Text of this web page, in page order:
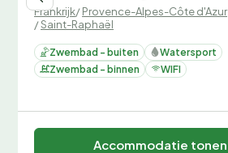
Frankrijk/Provence-Alpes-Côte d'Azur
/Saint-Raphaël
Zwembad - buiten
Watersport
Zwembad - binnen
WIFI
Accommodatie tonen